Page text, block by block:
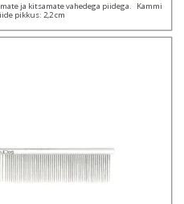
ja kitsamate vahedega piidega. Kammi
pikkus: 2,2 cm